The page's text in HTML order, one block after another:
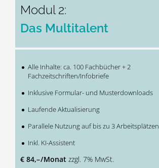
Modul 2:
Das Multitalent
Alle Inhalte: ca. 100 Fachbücher + 2
Fachzeitschriften/Infobriefe
Inklusive Formular- und Musterdownloads
Laufende Aktualisierung
Parallele Nutzung auf bis zu 3 Arbeitsplätzen
Inkl. KI-Assistent
€ 84,– / Monat zzgl. 7% MwSt.